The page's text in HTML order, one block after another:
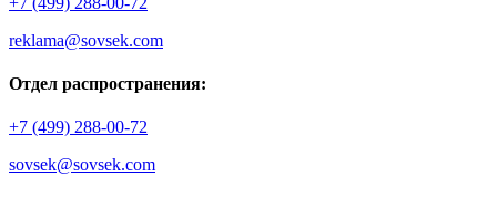
reklama@sovsek.com
Отдел распространения:
+7 (499) 288-00-72
sovsek@sovsek.com